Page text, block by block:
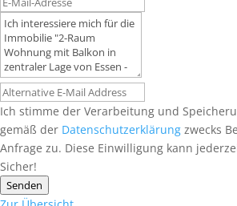
Ich stimme der Verarbeitung und
gemäß der Datenschutzerklärung zwecks
Anfrage zu. Diese Einwilligung kann
Sicher!
Senden